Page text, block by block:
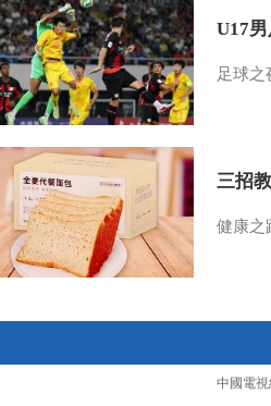
U17
足球之
三招
健康之
中國電視